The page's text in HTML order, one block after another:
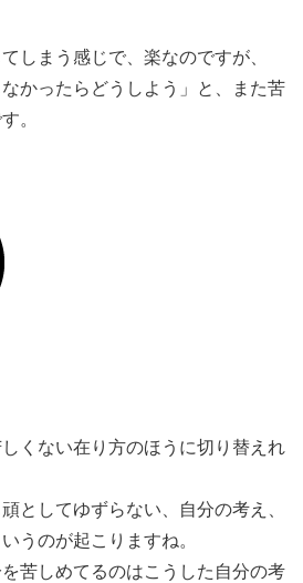
しまう感じで、楽なのですが、
なかったらどうしよう」と、また苦
。
くない在り方のほうに切り替えれ
としてゆずらない、自分の考え、
うのが起こりますね。
苦しめてるのはこうした自分の考